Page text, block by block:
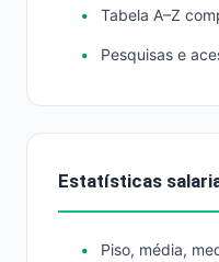
Tabela A–Z
Pesquisas e
Estatísticas
Piso, média,